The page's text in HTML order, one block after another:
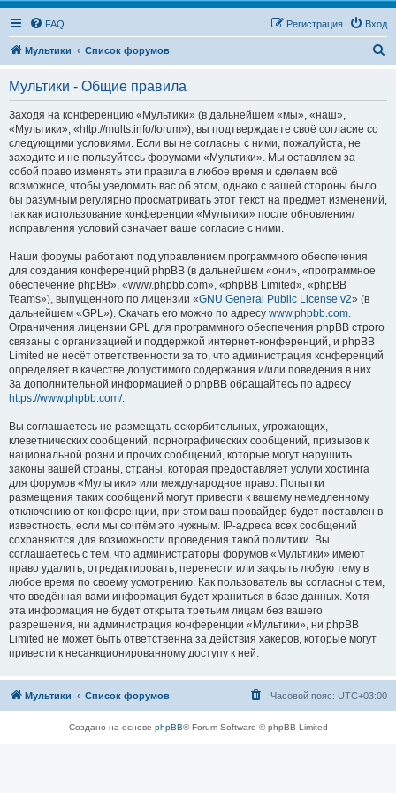
FAQ Вход
Регистрация
Мультики Список форумов
Мультики - Общие правила
Заходя на конференцию «Мультики» (в дальнейшем «мы», «наш»,
«Мультики», «http://mults.info/forum»), вы подтверждаете своё согласие со
следующими условиями. Если вы не согласны с ними, пожалуйста, не
заходите и не пользуйтесь форумами «Мультики». Мы оставляем за
собой право изменять эти правила в любое время и сделаем всё
возможное, чтобы уведомить вас об этом, однако с вашей стороны было
бы разумным регулярно просматривать этот текст на предмет изменений,
так как использование конференции «Мультики» после обновления/
исправления условий означает ваше согласие с ними.
Наши форумы работают под управлением программного обеспечения
для создания конференций phpBB (в дальнейшем «они», «программное
обеспечение phpBB», «www.phpbb.com», «phpBB Limited», «phpBB
Teams»), выпущенного по лицензии «GNU General Public License v2» (в
дальнейшем «GPL»). Скачать его можно по адресу www.phpbb.com.
Ограничения лицензии GPL для программного обеспечения phpBB строго
связаны с организацией и поддержкой интернет-конференций, и phpBB
Limited не несёт ответственности за то, что администрация конференций
определяет в качестве допустимого содержания и/или поведения в них.
За дополнительной информацией о phpBB обращайтесь по адресу
https://www.phpbb.com/.
Вы соглашаетесь не размещать оскорбительных, угрожающих,
клеветнических сообщений, порнографических сообщений, призывов к
национальной розни и прочих сообщений, которые могут нарушить
законы вашей страны, страны, которая предоставляет услуги хостинга
для форумов «Мультики» или международное право. Попытки
размещения таких сообщений могут привести к вашему немедленному
отключению от конференции, при этом ваш провайдер будет поставлен в
известность, если мы сочтём это нужным. IP-адреса всех сообщений
сохраняются для возможности проведения такой политики. Вы
соглашаетесь с тем, что администраторы форумов «Мультики» имеют
право удалить, отредактировать, перенести или закрыть любую тему в
любое время по своему усмотрению. Как пользователь вы согласны с тем,
что введённая вами информация будет храниться в базе данных. Хотя
эта информация не будет открыта третьим лицам без вашего
разрешения, ни администрация конференции «Мультики», ни phpBB
Limited не может быть ответственна за действия хакеров, которые могут
привести к несанкционированному доступу к ней.
Мультики Список форумов Часовой пояс: UTC+03:00
Создано на основе phpBB® Forum Software © phpBB Limited